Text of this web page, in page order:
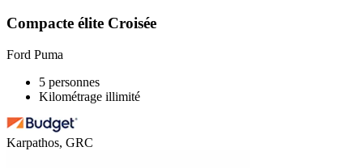
Compacte élite Croisée
Ford Puma
5 personnes
Kilométrage illimité
Karpathos, GRC